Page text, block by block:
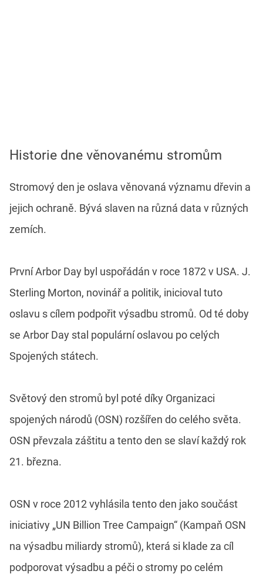
Historie dne věnovanému stromům
Stromový den je oslava věnovaná významu dřevin a
jejich ochraně. Bývá slaven na různá data v různých
zemích.
První Arbor Day byl uspořádán v roce 1872 v USA. J.
Sterling Morton, novinář a politik, inicioval tuto
oslavu s cílem podpořit výsadbu stromů. Od té doby
se Arbor Day stal populární oslavou po celých
Spojených státech.
Světový den stromů byl poté díky Organizaci
spojených národů (OSN) rozšířen do celého světa.
OSN převzala záštitu a tento den se slaví každý rok
21. března.
OSN v roce 2012 vyhlásila tento den jako součást
iniciativy „UN Billion Tree Campaign“ (Kampaň OSN
na výsadbu miliardy stromů), která si klade za cíl
podporovat výsadbu a péči o stromy po celém